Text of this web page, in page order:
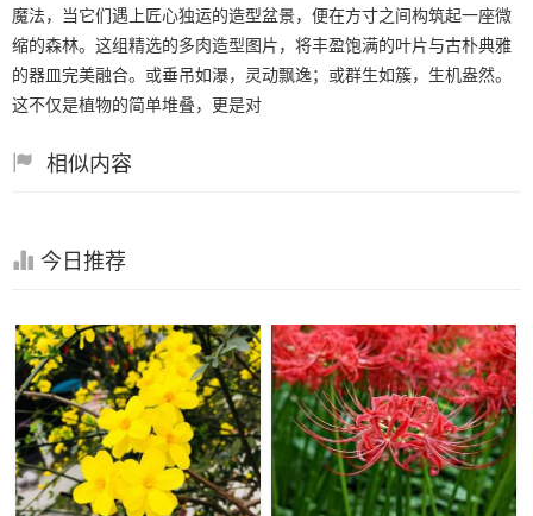
魔法，当它们遇上匠心独运的造型盆景，便在方寸之间构筑起一座微
缩的森林。这组精选的多肉造型图片，将丰盈饱满的叶片与古朴典雅
的器皿完美融合。或垂吊如瀑，灵动飘逸；或群生如簇，生机盎然。
这不仅是植物的简单堆叠，更是对
相似内容
今日推荐